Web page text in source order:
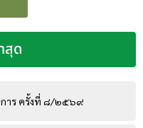
สุด
การ ครั้งที่ ๘/๒๕๖๙